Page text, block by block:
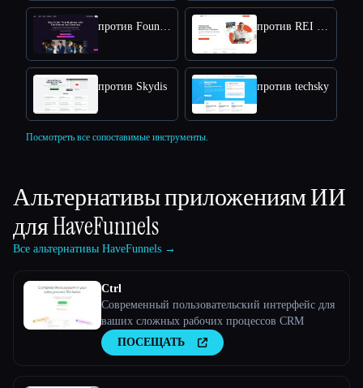
против Foundy.com против REI BlackBook
против Skydis против techsky
Посмотреть все сопоставимые инструменты.
Альтернативы приложениям ИИ
дляHaveFunnels
Все альтернативы HaveFunnels →
Ctrl
Современный пользовательский интерфейс для
ваших сложных рабочих процессов CRM
ПОСЕЩАТЬ